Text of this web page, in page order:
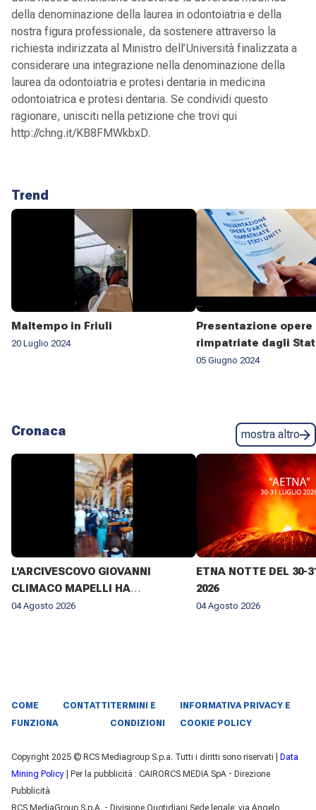
della denominazione della laurea in odontoiatria e della
nostra figura professionale, da sostenere attraverso la
richiesta indirizzata al Ministro dell’Università finalizzata a
considerare una integrazione nella denominazione della
laurea da odontoiatria e protesi dentaria in medicina
odontoiatrica e protesi dentaria. Se condividi questo
ragionare, unisciti nella petizione che trovi qui
http://chng.it/KB8FMWkbxD.
Trend
Maltempo in Friuli
20 Luglio 2024
Presentazione
rimpatriate dagli
05 Giugno 2024
Cronaca mostra altro
L'ARCIVESCOVO GIOVANNI
CLIMACO MAPELLI HA
PRESENZIATO AL FUNERALE DI
04 Agosto 2026
ETNA NOTTE DEL 30-
2026
04 Agosto 2026
COME
FUNZIONA
CONTATTI TERMINI E
CONDIZIONI
INFORMATIVA PRIVACY E
COOKIE POLICY
Copyright 2025 © RCS Mediagroup S.p.a. Tutti i diritti sono riservati |
Data
Mining Policy | Per la pubblicità : CAIRORCS MEDIA SpA - Direzione
Pubblicità
RCS MediaGroup S.p.A. - Divisione Quotidiani Sede legale: via Angelo